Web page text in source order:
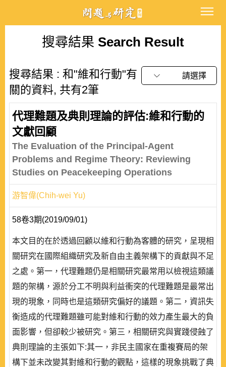
搜尋結果 Search Result
搜尋結果 : 和"維和行動"有
關的資料, 共有2筆
請選擇
代理難題及典則理論的評估:維和行動的
文獻回顧
The Evaluation of the Principal-Agent
Problems and Regime Theory: Reviewing
Studies on Peacekeeping Operations
游智偉(Chih-wei Yu)
58卷3期(2019/09/01)
本文目的在於透過回顧以維和行動為客體的研究，呈現相
關研究在國際組織研究及新自由主義架構下的貢獻與不足
之處。第一，代理難題仍是相關研究最常用以檢視這類議
題的架構，源於分工不明與利益衝突的代理難題是最常出
現的現象，同時也是這類研究偏好的議題。第二，資訊失
衡造成的代理難題雖可能對維和行動的效力產生最大的負
面影響，但卻較少被研究。第三，相關研究與實踐侵蝕了
典則理論的主張如下:其一，非民主國家在重複賽局的架
構下並未改變其對維和行動的觀點，這樣的現象挑戰了典